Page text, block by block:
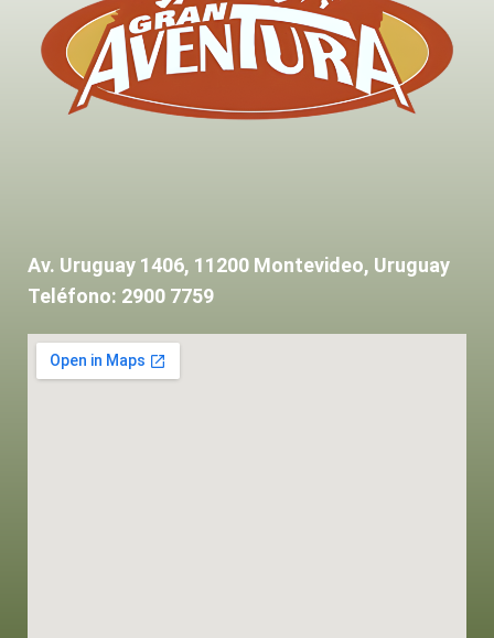
Av. Uruguay 1406, 11200 Montevideo, Uruguay
Teléfono: 2900 7759